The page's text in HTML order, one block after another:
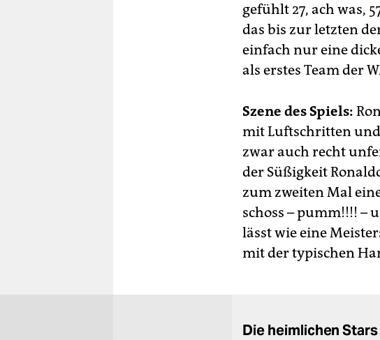
gefühlt 27, ach was,
das bis zur letzten
einfach nur eine
als erstes Team der
Szene des Spiels:
mit Luftschritten
zwar auch recht
der Süßigkeit
zum zweiten Mal
schoss – pumm!!!! –
lässt wie eine
mit der typischen
Die heimlichen